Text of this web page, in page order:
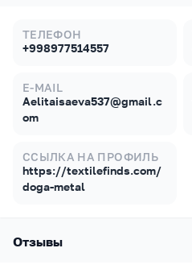
ТЕЛЕФОН
+998977514557
E-MAIL
Aelitaisaeva537@gmail.c
om
ССЫЛКА НА ПРОФИЛЬ
https://textilefinds.com/
doga-metal
Отзывы